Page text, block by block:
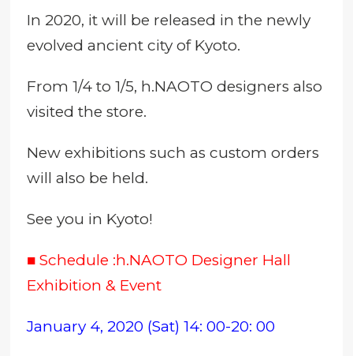
In 2020, it will be released in the newly
evolved ancient city of Kyoto.
From 1/4 to 1/5, h.NAOTO designers also
visited the store.
New exhibitions such as custom orders
will also be held.
See you in Kyoto!
■ Schedule :h.NAOTO Designer Hall
Exhibition & Event
January 4, 2020 (Sat) 14: 00-20: 00